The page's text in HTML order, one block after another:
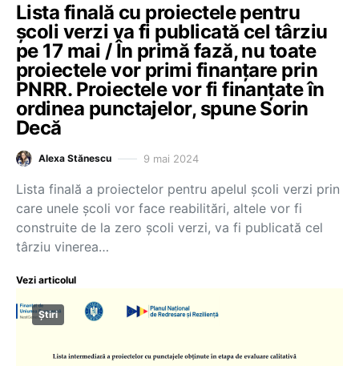
Lista finală cu proiectele pentru
școli verzi va fi publicată cel târziu
pe 17 mai / În primă fază, nu toate
proiectele vor primi finanțare prin
PNRR. Proiectele vor fi finanțate în
ordinea punctajelor, spune Sorin
Decă
Alexa Stănescu 9 mai 2024
Lista finală a proiectelor pentru apelul școli verzi prin
care unele școli vor face reabilitări, altele vor fi
construite de la zero școli verzi, va fi publicată cel
târziu vinerea…
Vezi articolul
Știri